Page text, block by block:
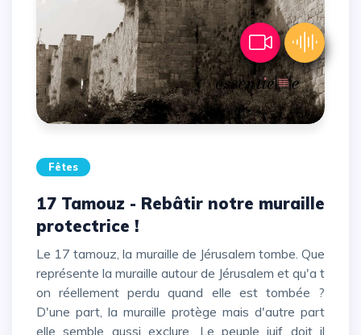
Fêtes
17 Tamouz - Rebâtir notre muraille
protectrice !
Le 17 tamouz, la muraille de Jérusalem tombe. Que
représente la muraille autour de Jérusalem et qu'a t
on réellement perdu quand elle est tombée ?
D'une part, la muraille protège mais d'autre part
elle semble aussi exclure. Le peuple juif doit il